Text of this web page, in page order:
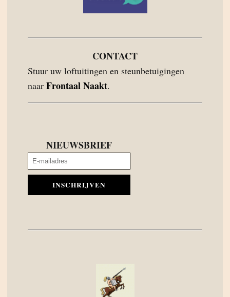
CONTACT
Stuur uw loftuitingen en steunbetuigingen
naar Frontaal Naakt.
NIEUWSBRIEF
INSCHRIJVEN